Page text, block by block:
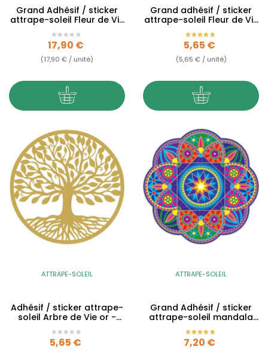
Grand Adhésif / sticker
attrape-soleil Fleur de Vie
or - 28cm
Prix
17,90 €
(17,90 € / unité)
Grand adhésif / sticker
attrape-soleil Fleur de Vie
Lotus - 12cm
Prix
5,65 €
(5,65 € / unité)
ATTRAPE-SOLEIL
Adhésif / sticker attrape-
soleil Arbre de Vie or -
10.5cm
Prix
5,65 €
ATTRAPE-SOLEIL
Grand Adhésif / sticker
attrape-soleil mandala
Sunburst - 14cm
Prix
7,20 €